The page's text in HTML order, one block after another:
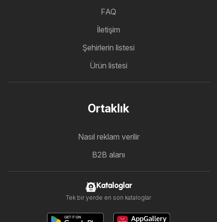
FAQ
İletişim
Şehirlerin listesi
Ürün listesi
Ortaklık
Nasıl reklam verilir
B2B alanı
Kataloglar
Tek bir yerde en son kataloglar